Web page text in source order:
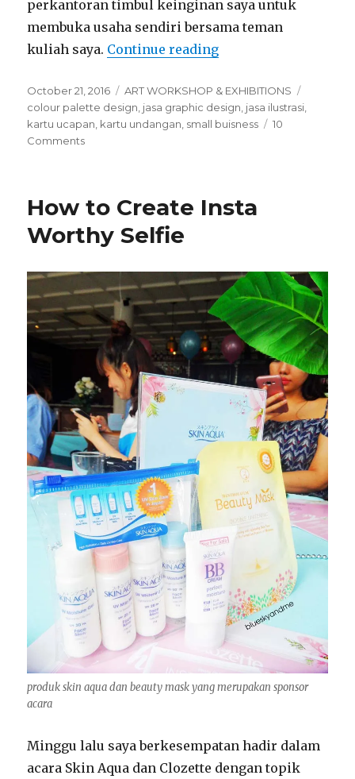
perkantoran timbul keinginan saya untuk
membuka usaha sendiri bersama teman
kuliah saya. Continue reading
Posted
on
October 21, 2016 Categories
ART WORKSHOP & EXHIBITIONS
colour palette design, jasa graphic design, jasa ilustrasi,
kartu ucapan, kartu undangan, small buisness
10
Comments
How to Create Insta
Worthy Selfie
produk skin aqua dan beauty mask yang merupakan sponsor
acara
Minggu lalu saya berkesempatan hadir dalam
acara Skin Aqua dan Clozette dengan topik